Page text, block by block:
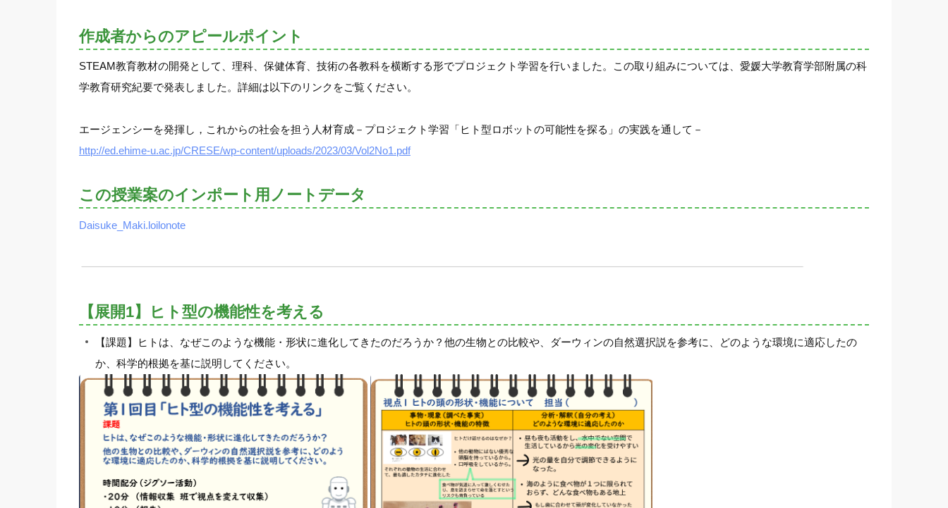
作成者からのアピールポイント
STEAM教育教材の開発として、理科、保健体育、技術の各教科を横断する形でプロジェクト学習を行いました。この取り組みについては、愛媛大学教育学部附属の科
学教育研究紀要で発表しました。詳細は以下のリンクをご覧ください。
エージェンシーを発揮し，これからの社会を担う人材育成－プロジェクト学習「ヒト型ロボットの可能性を探る」の実践を通して－
http://ed.ehime-u.ac.jp/CRESE/wp-content/uploads/2023/03/Vol2No1.pdf
この授業案のインポート用ノートデータ
Daisuke_Maki.loilonote
【展開1】ヒト型の機能性を考える
【課題】ヒトは、なぜこのような機能・形状に進化してきたのだろうか？他の生物との比較や、ダーウィンの自然選択説を参考に、どのような環境に適応したの
か、科学的根拠を基に説明してください。